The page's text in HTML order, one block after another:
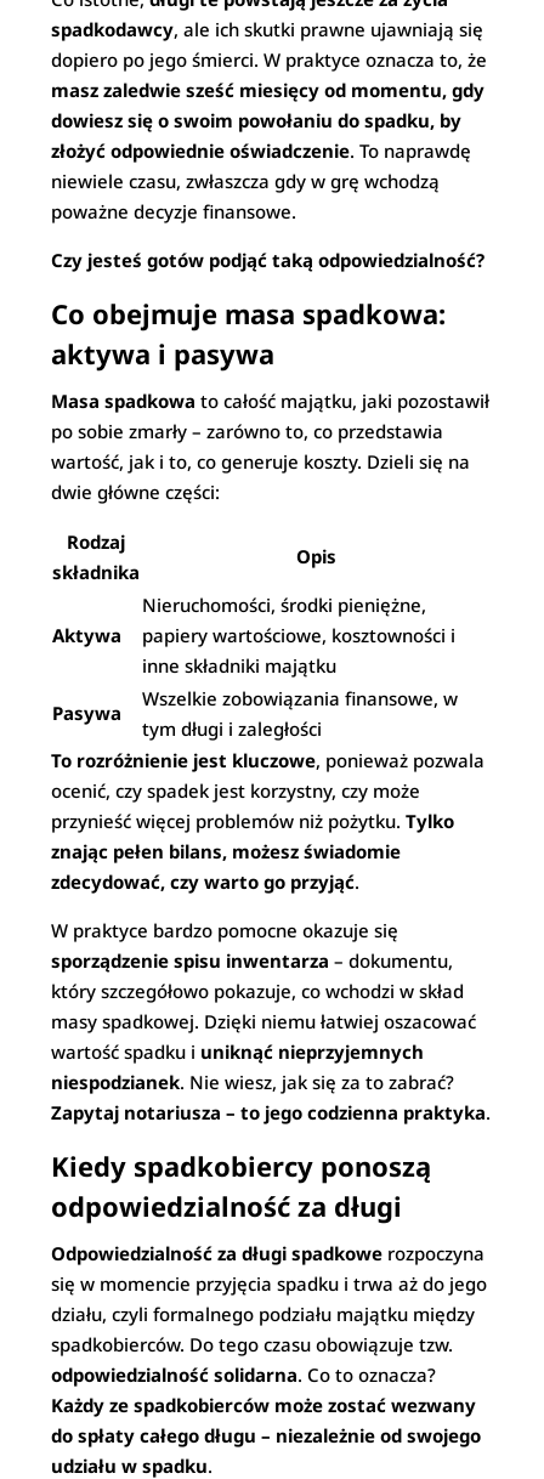
spadkodawcy, ale ich skutki prawne ujawniają się
dopiero po jego śmierci. W praktyce oznacza to, że
masz zaledwie sześć miesięcy od momentu, gdy
dowiesz się o swoim powołaniu do spadku, by
złożyć odpowiednie oświadczenie. To naprawdę
niewiele czasu, zwłaszcza gdy w grę wchodzą
poważne decyzje finansowe.
Czy jesteś gotów podjąć taką odpowiedzialność?
Co obejmuje masa spadkowa:
aktywa i pasywa
Masa spadkowa to całość majątku, jaki pozostawił
po sobie zmarły – zarówno to, co przedstawia
wartość, jak i to, co generuje koszty. Dzieli się na
dwie główne części:
Rodzaj
składnika
Opis
Aktywa
Nieruchomości, środki pieniężne,
papiery wartościowe, kosztowności i
inne składniki majątku
Pasywa
Wszelkie zobowiązania finansowe, w
tym długi i zaległości
To rozróżnienie jest kluczowe, ponieważ pozwala
ocenić, czy spadek jest korzystny, czy może
przynieść więcej problemów niż pożytku.Tylko
znając pełen bilans, możesz świadomie
zdecydować, czy warto go przyjąć.
W praktyce bardzo pomocne okazuje się
sporządzenie spisu inwentarza – dokumentu,
który szczegółowo pokazuje, co wchodzi w skład
masy spadkowej. Dzięki niemu łatwiej oszacować
wartość spadku i uniknąć nieprzyjemnych
niespodzianek. Nie wiesz, jak się za to zabrać?
Zapytaj notariusza – to jego codzienna praktyka.
Kiedy spadkobiercy ponoszą
odpowiedzialność za długi
Odpowiedzialność za długi spadkowe rozpoczyna
się w momencie przyjęcia spadku i trwa aż do jego
działu, czyli formalnego podziału majątku między
spadkobierców. Do tego czasu obowiązuje tzw.
odpowiedzialność solidarna. Co to oznacza?
Każdy ze spadkobierców może zostać wezwany
do spłaty całego długu – niezależnie od swojego
udziału w spadku.